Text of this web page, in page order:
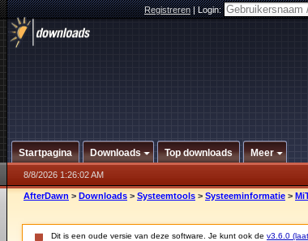
Registreren|Login:
Startpagina Downloads Top downloads Meer
8/8/2026 1:26:02 AM
AfterDawn > Downloads > Systeemtools > Systeeminformatie >
Dit is een oude versie van deze software. Je kunt ook de v3.6.0